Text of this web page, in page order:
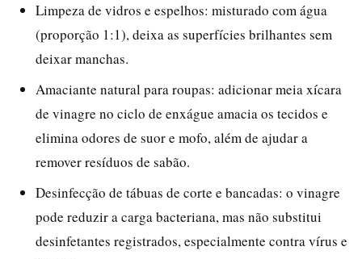
Limpeza de vidros e espelhos: misturado com água
(proporção 1:1), deixa as superfícies brilhantes sem
deixar manchas.
Amaciante natural para roupas: adicionar meia xícara
de vinagre no ciclo de enxágue amacia os tecidos e
elimina odores de suor e mofo, além de ajudar a
remover resíduos de sabão.
Desinfecção de tábuas de corte e bancadas: o vinagre
pode reduzir a carga bacteriana, mas não substitui
desinfetantes registrados, especialmente contra vírus e